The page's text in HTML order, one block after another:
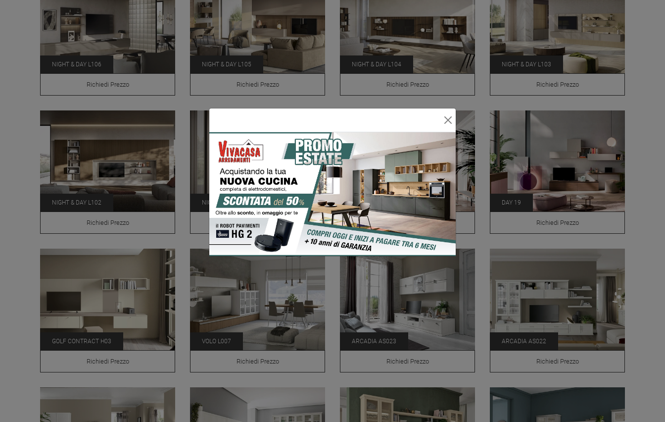
NIGHT & DAY L106
Richiedi Prezzo
NIGHT & DAY L105
Richiedi Prezzo
NIGHT & DAY L104
Richiedi Prezzo
NIGHT & DAY L103
Richiedi Prezzo
NIGHT & DAY L102
Richiedi Prezzo
NIGHT & DAY L101
Richiedi Prezzo
DAY 20
Richiedi Prezzo
DAY 19
Richiedi Prezzo
GOLF CONTRACT H03
Richiedi Prezzo
VOLO L007
Richiedi Prezzo
ARCADIA AS023
Richiedi Prezzo
ARCADIA AS022
Richiedi Prezzo